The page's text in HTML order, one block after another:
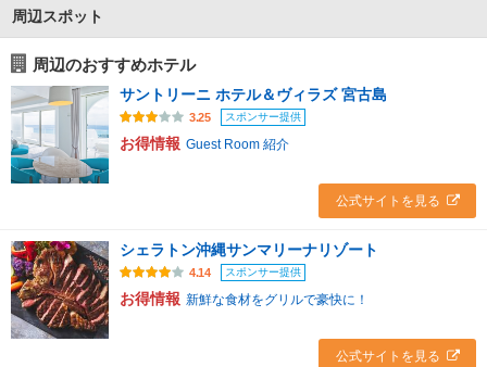
周辺スポット
周辺のおすすめホテル
サントリーニ ホテル＆ヴィラズ 宮古島
3.25 スポンサー提供
お得情報 Guest Room 紹介
公式サイトを見る
シェラトン沖縄サンマリーナリゾート
4.14 スポンサー提供
お得情報 新鮮な食材をグリルで豪快に！
公式サイトを見る